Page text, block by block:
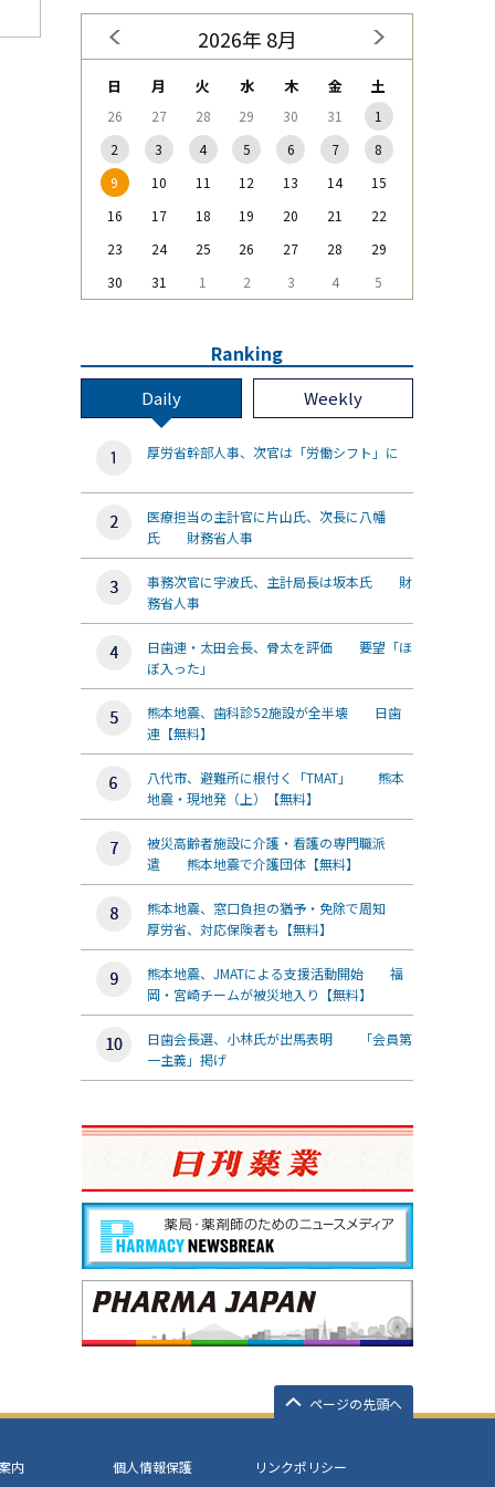
2026年 8月
日 月 火 水 木 金 土
26 27 28 29 30 31
1
2
3 4 5 6 7
8
9
10 11 12 13 14
15
16
17 18 19 20 21
22
23
24 25 26 27 28
29
30
31 1 2 3 4 5
Ranking
Daily Weekly
厚労省幹部人事、次官は「労働シフト」に
医療担当の主計官に片山氏、次長に八幡
氏 財務省人事
事務次官に宇波氏、主計局長は坂本氏 財
務省人事
日歯連・太田会長、骨太を評価 要望「ほ
ぼ入った」
熊本地震、歯科診52施設が全半壊 日歯
連【無料】
八代市、避難所に根付く「TMAT」 熊本
地震・現地発（上）【無料】
被災高齢者施設に介護・看護の専門職派
遣 熊本地震で介護団体【無料】
熊本地震、窓口負担の猶予・免除で周知
厚労省、対応保険者も【無料】
熊本地震、JMATによる支援活動開始 福
岡・宮崎チームが被災地入り【無料】
日歯会長選、小林氏が出馬表明 「会員第
一主義」掲げ
ページの先頭へ
内 個人情報保護
リンクポリシー